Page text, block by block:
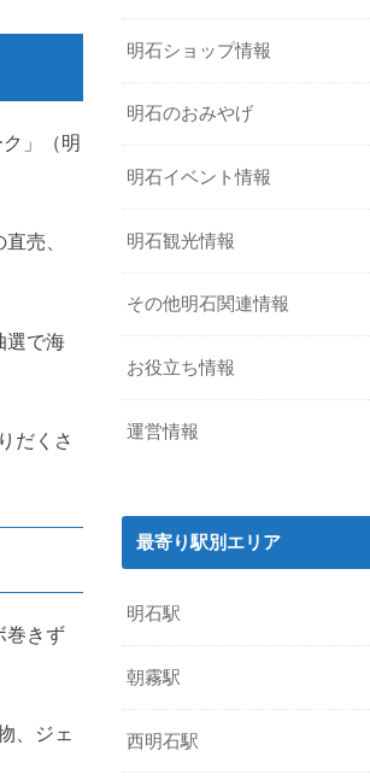
」（明
売、
選で海
だくさ
巻きず
、ジェ
明石ショップ情報
明石のおみやげ
明石イベント情報
明石観光情報
その他明石関連情報
お役立ち情報
運営情報
最寄り駅別エリア
明石駅
朝霧駅
西明石駅